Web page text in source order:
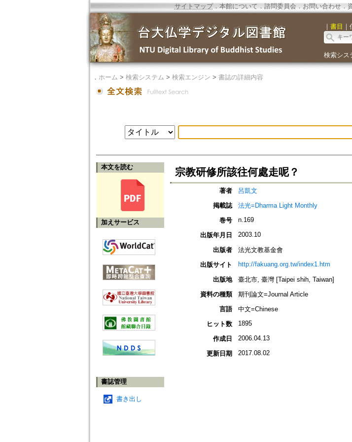
サイトマップ．本館について ． 諮問委員会． お問い合わせ．
｜ 書目 ｜
検索シス
． ホーム > 検索システム > 検索エンジン > 書誌の詳細内容
本文を読む
加えサービス
書誌管理
書き出し
宗教研修所該往何處走呢？
著者
呂凱文
掲載誌
法光=Dharma Light Monthly
巻号
n.169
出版年月日 2003.10
出版者
法光文教基金會
出版サイト
http://fakuang.org.tw/index1.htm
出版地
臺北市, 臺灣 [Taipei shih, Taiwan]
資料の種類
期刊論文=Journal Article
言語
中文=Chinese
ヒット数
1895
作成日 2006.04.13
更新日期 2017.08.02